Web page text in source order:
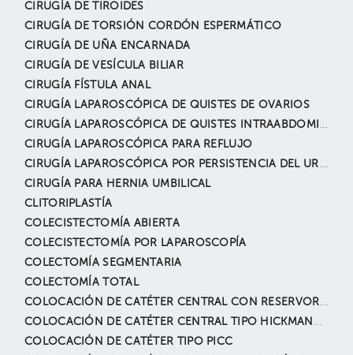
CIRUGÍA DE TIROIDES
CIRUGÍA DE TORSIÓN CORDÓN ESPERMÁTICO
CIRUGÍA DE UÑA ENCARNADA
CIRUGÍA DE VESÍCULA BILIAR
CIRUGÍA FÍSTULA ANAL
CIRUGÍA LAPAROSCÓPICA DE QUISTES DE OVARIOS
CIRUGÍA LAPAROSCÓPICA DE QUISTES INTRAABDOMINALES
CIRUGÍA LAPAROSCÓPICA PARA REFLUJO
CIRUGÍA LAPAROSCÓPICA POR PERSISTENCIA DEL URACO
CIRUGÍA PARA HERNIA UMBILICAL
CLITORIPLASTÍA
COLECISTECTOMÍA ABIERTA
COLECISTECTOMÍA POR LAPAROSCOPÍA
COLECTOMÍA SEGMENTARIA
COLECTOMÍA TOTAL
COLOCACIÓN DE CATÉTER CENTRAL CON RESERVORIO (PARA TRATAMIENTO ONCOLÓGICO).
COLOCACIÓN DE CATÉTER CENTRAL TIPO HICKMANN-BROVIAC
COLOCACIÓN DE CATÉTER TIPO PICC